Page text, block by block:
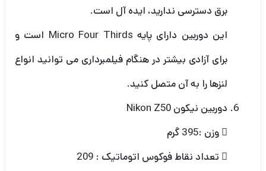
برق دسترسی ندارید، ایده آل است.
این دوربین دارای پایه Micro Four Thirds است و
برای آزادی بیشتر در هنگام فیلمبرداری می توانید انواع
لنزها را به آن متصل کنید.
دوربین نیکون Nikon Z50
 وزن :395 گرم
 تعداد نقاط فوکوس اتوماتیک : 209